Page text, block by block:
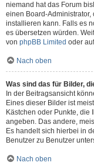
niemand hat das Forum
einen Board-
installieren kann. Falls es
es übersetzen würden.
von phpBB Limited oder
Nach oben
Was sind das für Bilder,
In der Beitragsansicht
Eines dieser Bilder ist
Kästchen oder Punkte, die
angeben. Das andere,
Es handelt sich hierbei in
Benutzer zu Benutzer
Nach oben